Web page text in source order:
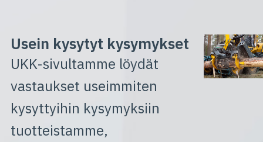
Usein kysytyt kysymykset
UKK-sivultamme löydät
vastaukset useimmiten
kysyttyihin kysymyksiin
tuotteistamme,